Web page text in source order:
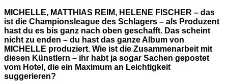
MICHELLE, MATTHIAS REIM, HELENE FISCHER – das
ist die Championsleague des Schlagers – als Produzent
hast du es bis ganz nach oben geschafft. Das scheint
nicht zu enden – du hast das ganze Album von
MICHELLE produziert. Wie ist die Zusammenarbeit mit
diesen Künstlern – ihr habt ja sogar Sachen gepostet
vom Hotel, die ein Maximum an Leichtigkeit
suggerieren?